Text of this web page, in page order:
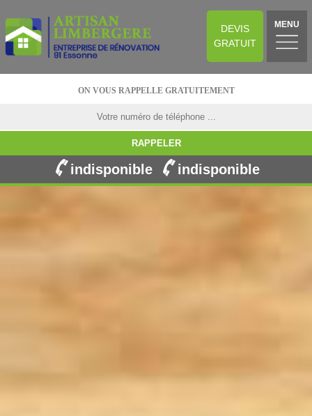
DEVIS
GRATUIT
MENU
ON VOUS RAPPELLE GRATUITEMENT
indisponible indisponible